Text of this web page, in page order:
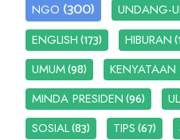
NGO (300) UNDANG-
ENGLISH(173) HIBURAN
UMUM(98)
MINDA PRESIDEN(96)
SOSIAL(83) TIPS(67)